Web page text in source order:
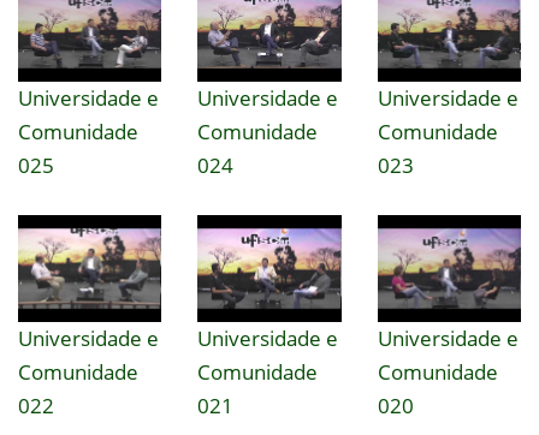
Universidade e
Comunidade
025
Universidade e
Comunidade
024
Universidade e
Comunidade
023
Universidade e
Comunidade
022
Universidade e
Comunidade
021
Universidade e
Comunidade
020